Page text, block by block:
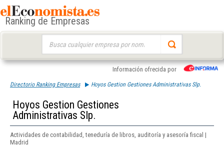
Ranking de Empresas
Información ofrecida por
Directorio Ranking Empresas Hoyos Gestion Gestiones Administrativas Slp.
Hoyos Gestion Gestiones
Administrativas Slp.
Actividades de contabilidad, teneduría de libros, auditoría y asesoría fiscal |
Madrid